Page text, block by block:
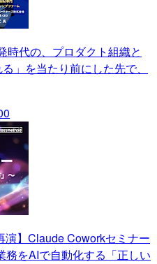
時代の、プロダクト組織と
」を当たり前にした先で、
演】Claude Coworkセミナー
務をAIで自動化する「正しい